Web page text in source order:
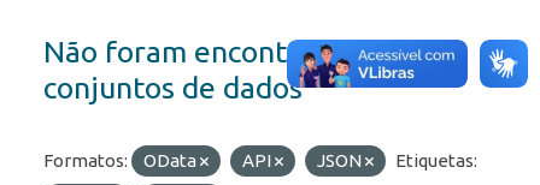
Não foram encontrados
conjuntos de dados
Formatos: OData API JSON
Etiquetas: